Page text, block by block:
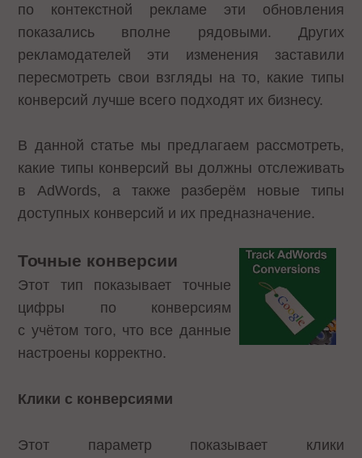
по контекстной рекламе эти обновления
показались вполне рядовыми. Других
рекламодателей эти изменения заставили
пересмотреть свои взгляды на то, какие типы
конверсий лучше всего подходят их бизнесу.
В данной статье мы предлагаем рассмотреть,
какие типы конверсий вы должны отслеживать
в AdWords, а также разберём новые типы
доступных конверсий и их предназначение.
Точные конверсии
Этот тип показывает точные
цифры по конверсиям
с учётом того, что все данные
настроены корректно.
Клики с конверсиями
Этот параметр показывает клики